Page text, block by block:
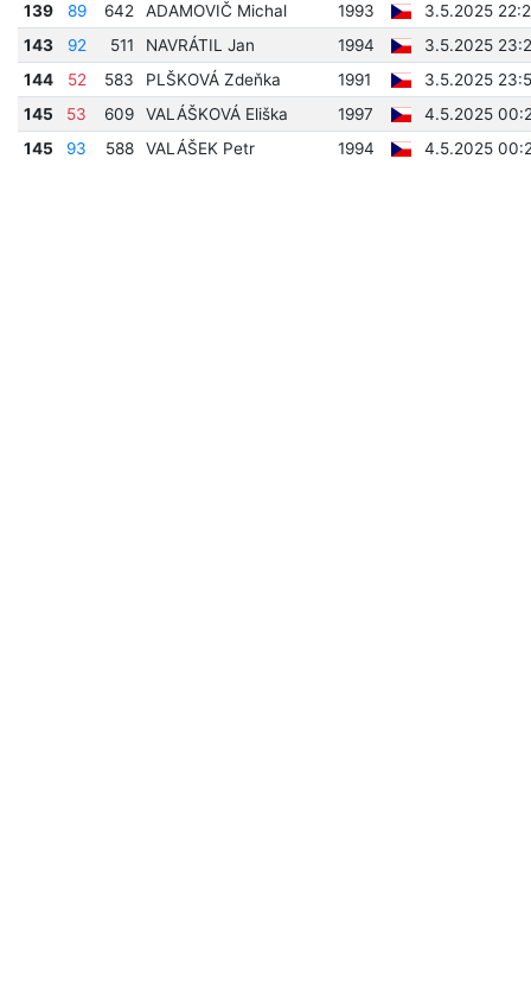
139
89 642 ADAMOVIČ Michal 1993
3.5.2025
143
92 511 NAVRÁTIL Jan 1994
3.5.2025
144
52 583 PLŠKOVÁ Zdeňka 1991
3.5.2025
145
53 609 VALÁŠKOVÁ Eliška 1997
4.5.2025
145
93 588 VALÁŠEK Petr 1994 4.5.2025